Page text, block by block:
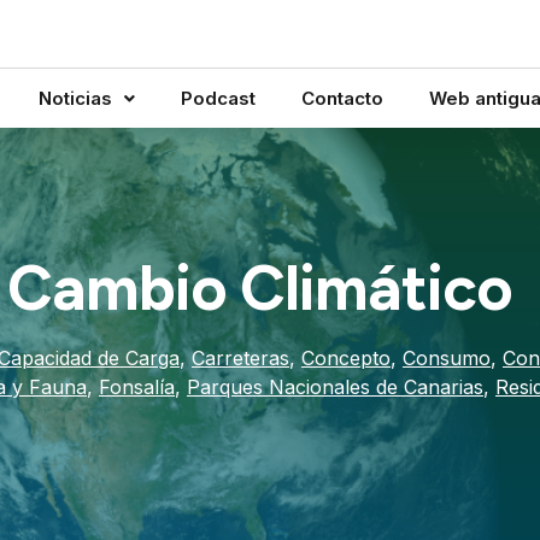
Noticias Podcast Contacto Web
Climático
de Carga, Carreteras,Concepto, Consumo,
y Fauna,Fonsalía, Parques Nacionales de Canarias,